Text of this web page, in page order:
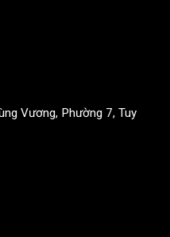
Vương, Phường 7, Tuy